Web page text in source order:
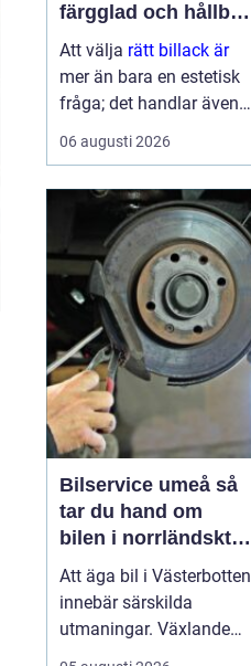
färgglad och hållbar
ytbehandling
Att välja rätt billack är
mer än bara en estetisk
fråga; det handlar även
om funktion och
hållbarhet. Bilens lack är
skyddar karos...
06 augusti 2026
Bilservice umeå så
tar du hand om
bilen i norrländskt
klimat
Att äga bil i Västerbotten
innebär särskilda
utmaningar. Växlande
temperaturer, vägsalt,